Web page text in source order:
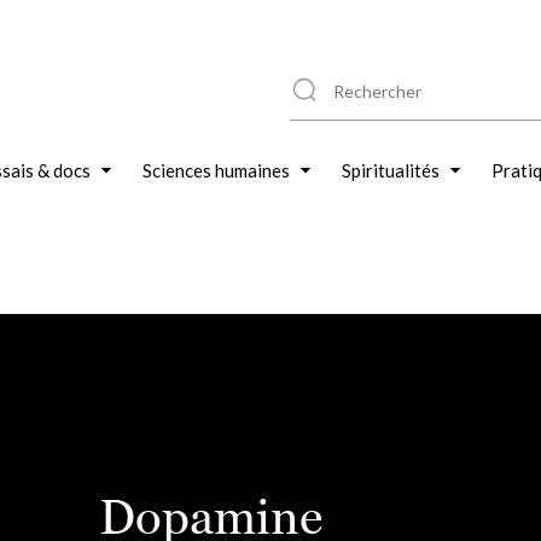
& docs Sciences humaines Spiritualités
Dopamine